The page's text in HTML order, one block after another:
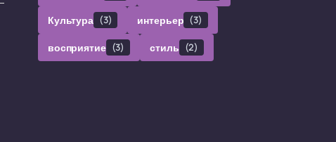
Культура (3) интерьер (3)
восприятие (3) стиль (2)